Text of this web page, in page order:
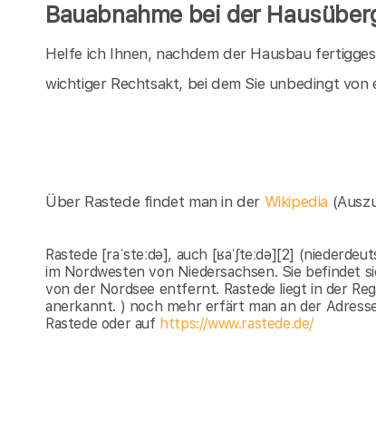
Bauabnahme bei der
Helfe ich Ihnen, nachdem der Hausbau
wichtiger Rechtsakt, bei dem Sie unbedingt
Über Rastede findet man in der Wikipedia
Rastede [raˈsteːdə], auch [ʁaˈʃteːdə][2]
im Nordwesten von Niedersachsen. Sie befindet
von der Nordsee entfernt. Rastede liegt in der
anerkannt. ) noch mehr erfärt man an der
Rastede oder auf https://www.rastede.de/